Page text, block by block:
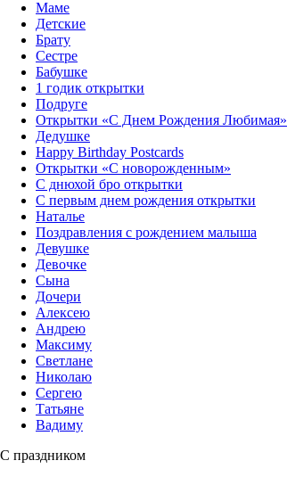
Маме
Детские
Брату
Сестре
Бабушке
1 годик открытки
Подруге
Открытки «С Днем Рождения Любимая»‎
Дедушке
Happy Birthday Postcards
Открытки «‎С новорожденным»
С днюхой бро открытки
С первым днем рождения открытки
Наталье
Поздравления с рождением малыша
Девушке
Девочке
Сына
Дочери
Алексею
Андрею
Максиму
Светлане
Николаю
Сергею
Татьяне
Вадиму
С праздником